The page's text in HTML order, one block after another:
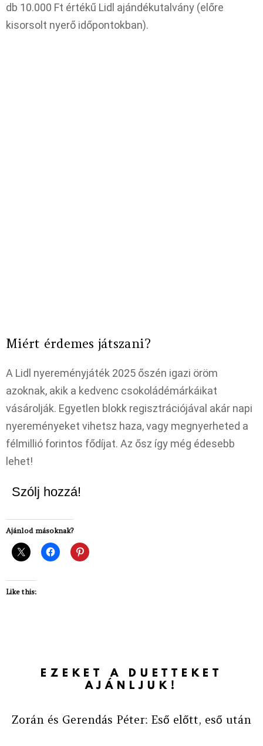
db 10.000 Ft értékű Lidl ajándékutalvány (előre
kisorsolt nyerő időpontokban).
Miért érdemes játszani?
A Lidl nyereményjáték 2025 őszén igazi öröm
azoknak, akik a kedvenc csokoládémárkáikat
vásárolják. Egyetlen blokk regisztrációjával akár napi
nyereményeket vihetsz haza, vagy megnyerheted a
félmillió forintos fődíjat. Az ősz így még édesebb
lehet!
Szólj hozzá!
Ajánlod másoknak?
Like this:
EZEKET A DUETTEKET
AJÁNLJUK!
Zorán és Gerendás Péter: Eső előtt, eső után